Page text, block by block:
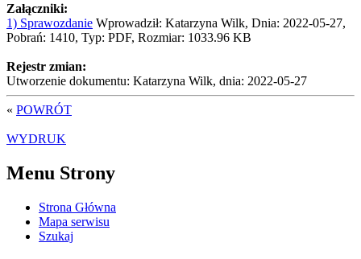
Załączniki:
1) Sprawozdanie Wprowadził: Katarzyna Wilk, Dnia: 2022-05-27,
Pobrań: 1410, Typ: PDF, Rozmiar: 1033.96 KB
Rejestr zmian:
Utworzenie dokumentu: Katarzyna Wilk, dnia: 2022-05-27
« POWRÓT
WYDRUK
Menu Strony
Strona Główna
Mapa serwisu
Szukaj